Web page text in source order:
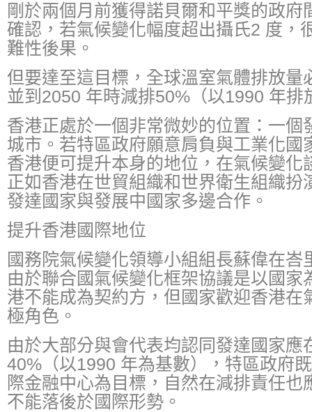
剛於兩個月前獲得諾貝爾和平獎的政府
確認，若氣候變化幅度超出攝氏2 度，
難性後果。
但要達至這目標，全球溫室氣體排放量
並到2050 年時減排50%（以1990 年排
香港正處於一個非常微妙的位置：一個
城市。若特區政府願意肩負與工業化國
香港便可提升本身的地位，在氣候變化
正如香港在世貿組織和世界衛生組織扮
發達國家與發展中國家多邊合作。
提升香港國際地位
國務院氣候變化領導小組組長蘇偉在峇
由於聯合國氣候變化框架協議是以國家
港不能成為契約方，但國家歡迎香港在
極角色。
由於大部分與會代表均認同發達國家應
40%（以1990 年為基數），特區政府
際金融中心為目標，自然在減排責任也
不能落後於國際形勢。